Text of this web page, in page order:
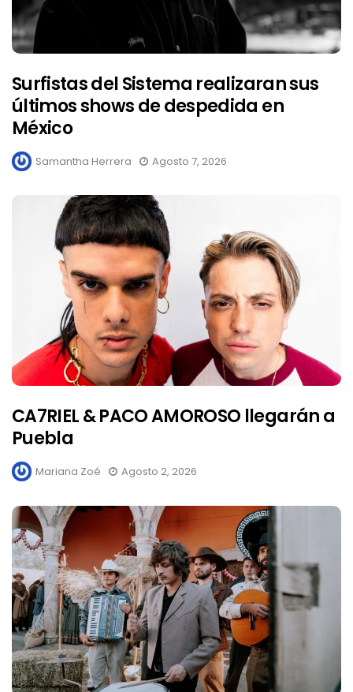
Surfistas del Sistema realizaran sus
últimos shows de despedida en
México
Samantha Herrera Agosto 7, 2026
CA7RIEL & PACO AMOROSO llegarán a
Puebla
Mariana Zoé Agosto 2, 2026